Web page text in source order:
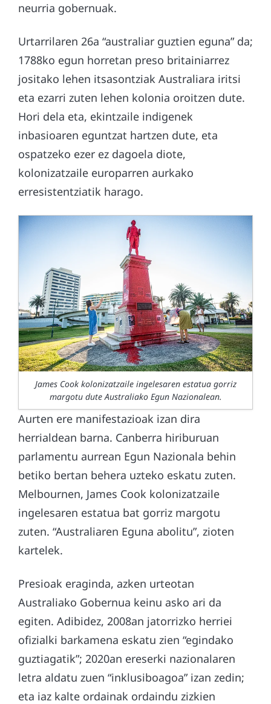
neurria gobernuak.
Urtarrilaren 26a “australiar guztien eguna” da;
1788ko egun horretan preso britainiarrez
jositako lehen itsasontziak Australiara iritsi
eta ezarri zuten lehen kolonia oroitzen dute.
Hori dela eta, ekintzaile indigenek
inbasioaren eguntzat hartzen dute, eta
ospatzeko ezer ez dagoela diote,
kolonizatzaile europarren aurkako
erresistentziatik harago.
James Cook kolonizatzaile ingelesaren estatua gorriz
margotu dute Australiako Egun Nazionalean.
Aurten ere manifestazioak izan dira
herrialdean barna. Canberra hiriburuan
parlamentu aurrean Egun Nazionala behin
betiko bertan behera uzteko eskatu zuten.
Melbournen, James Cook kolonizatzaile
ingelesaren estatua bat gorriz margotu
zuten. “Australiaren Eguna abolitu”, zioten
kartelek.
Presioak eraginda, azken urteotan
Australiako Gobernua keinu asko ari da
egiten. Adibidez, 2008an jatorrizko herriei
ofizialki barkamena eskatu zien “egindako
guztiagatik”; 2020an ereserki nazionalaren
letra aldatu zuen “inklusiboagoa” izan zedin;
eta iaz kalte ordainak ordaindu zizkien